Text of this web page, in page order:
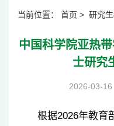
当前位置： 首页 > 研究
中国科学院亚热
士研究
2026-03-16
根据2026年教育